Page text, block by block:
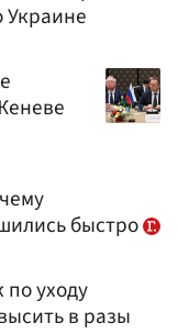
Украине
быстро
уходу
в разы